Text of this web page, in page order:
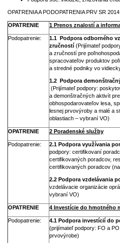
OPATRENIA A PODOPATRENIA PRV SR
OPATRENIE 1 Prenos znalostí a
Podopatrenie:
1.1 Podpora odborného
zručností (Prijímateľ
a zručností pre
spracovateľov produktov
a stredné podniky vo
1.2 Podpora
(Prijímateľ podpory:
a demonštračných aktivít
obhospodarovateľov lesa,
lesnej prvovýroby a malé a
oblastiach – vybraní VO)
OPATRENIE 2 Poradenské služby
Podopatrenie: 2.1 Podpora využívania
podpory: certifikovaní
certifikovaných poradcov,
certifikovaných poradcov
2.2 Podpora vzdelávania
vzdelávacie organizácie
vybraní VO)
OPATRENIE 4 Investície do hmotného
Podopatrenie:
4.1 Podpora investícií do
(prijímateľ podpory: FO a
prvovýrobe)